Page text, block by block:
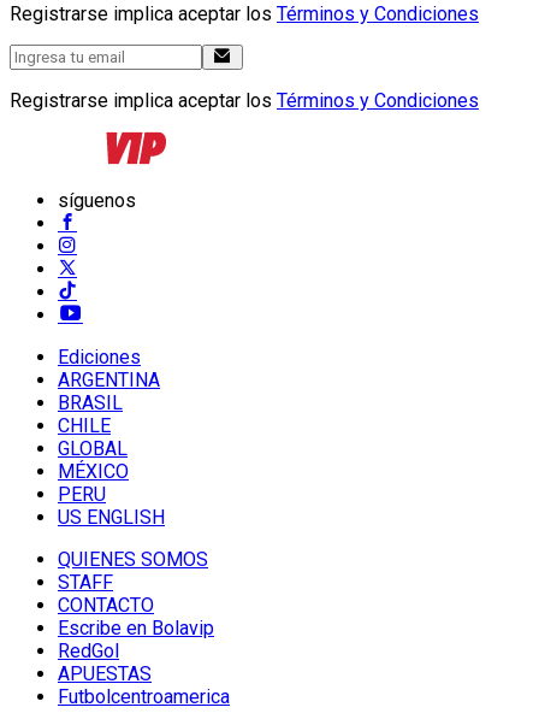
Registrarse implica aceptar los Términos y Condiciones
Registrarse implica aceptar los Términos y Condiciones
síguenos
Ediciones
ARGENTINA
BRASIL
CHILE
GLOBAL
MÉXICO
PERU
US ENGLISH
QUIENES SOMOS
STAFF
CONTACTO
Escribe en Bolavip
RedGol
APUESTAS
Futbolcentroamerica